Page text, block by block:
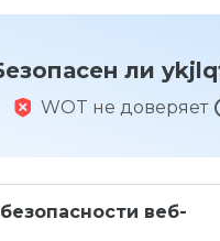
ли
WOT не доверяет
веб-